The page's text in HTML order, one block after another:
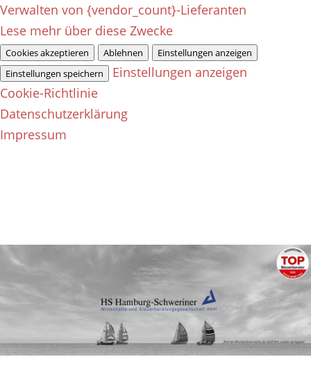
Verwalten von {vendor_count}-Lieferanten
Lese mehr über diese Zwecke
Cookies akzeptieren Ablehnen
Einstellungen anzeigen
Einstellungen speichern
Einstellungen anzeigen
Cookie-Richtlinie
Datenschutzerklärung
Impressum